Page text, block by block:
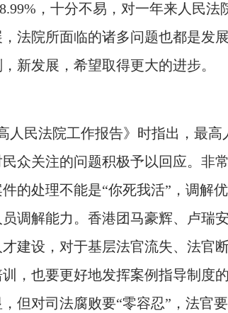
，十分不易，对一年来人民
法院所面临的诸多问题也都是发
新发展，希望取得更大的进步。
民法院工作报告》时指出，最高
众关注的问题积极予以回应。非
的处理不能是“你死我活”，调解
调解能力。香港团马豪辉、卢瑞
建设，对于基层法官流失、法官
，也要更好地发挥案例指导制度
但对司法腐败要“零容忍”，法官